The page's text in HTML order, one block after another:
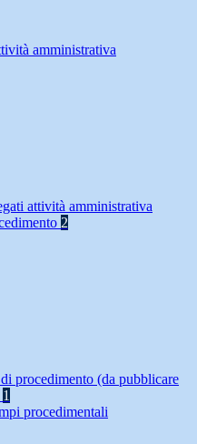
amministrativa
attività amministrativa
2
procedimento (da pubblicare
1
procedimentali